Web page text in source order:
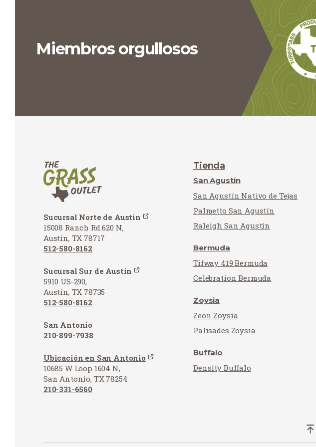
Miembros orgullosos
Sucursal Norte de Austin
15008 Ranch Rd 620 N,
Austin, TX 78717
512-580-8162
Sucursal Sur de Austin
5910 US-290,
Austin, TX 78735
512-580-8162
San Antonio
210-899-7938
Ubicación en San Antonio
10685 W Loop 1604 N,
San Antonio, TX 78254
210-331-6560
Tienda
San Agustín
San Agustín Nativo de Tejas
Palmetto San Agustín
Raleigh San Agustín
Bermuda
Tifway 419 Bermuda
Celebration Bermuda
Zoysia
Zeon Zoysia
Palisades Zoysia
Buffalo
Density Buffalo